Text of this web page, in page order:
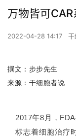
万物皆可
2022-04-28 14:17 干
撰文：步步先生
来源：干细胞者说
2017年8月，
标志着细胞治疗